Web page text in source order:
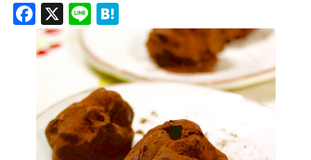
F
a
c
b
o
o
X
Li
e
at
e
n
a